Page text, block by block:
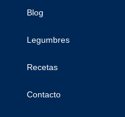
Blog
Legumbres
Recetas
Contacto